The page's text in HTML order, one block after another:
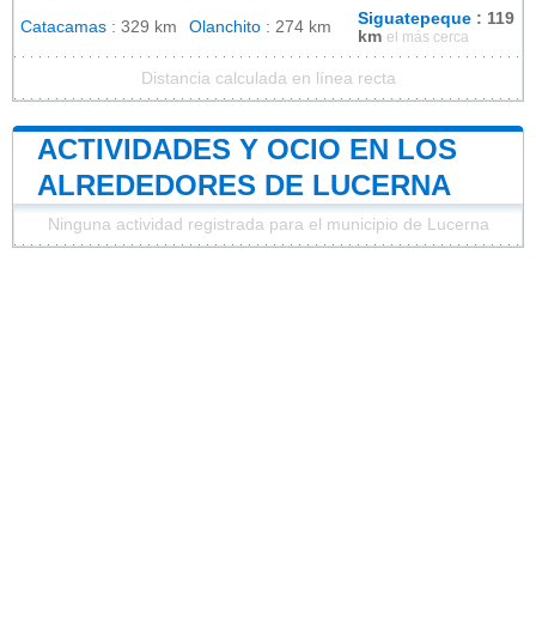
Catacamas : 329 km Olanchito : 274 km Siguatepeque : 119
km el más cerca
Distancia calculada en línea recta
ACTIVIDADES Y OCIO EN LOS
ALREDEDORES DE LUCERNA
Ninguna actividad registrada para el municipio de Lucerna